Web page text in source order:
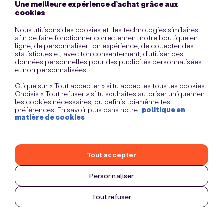
Une meilleure expérience d’achat grâce aux
cookies
Nous utilisons des cookies et des technologies similaires
afin de faire fonctionner correctement notre boutique en
ligne, de personnaliser ton expérience, de collecter des
statistiques et, avec ton consentement, d’utiliser des
données personnelles pour des publicités personnalisées
et non personnalisées.
Clique sur « Tout accepter » si tu acceptes tous les cookies.
Choisis « Tout refuser » si tu souhaites autoriser uniquement
les cookies nécessaires, ou définis toi-même tes
préférences. En savoir plus dans notre politique en
matière de cookies
Personnaliser
Tout refuser
Tout accepter